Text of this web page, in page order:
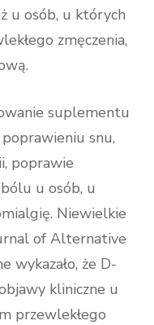
u osób, u których
zmęczenia,
suplementu
snu,
poprawie
u osób, u
Niewielkie
of Alternative
wykazało, że D-
kliniczne u
przewlekłego